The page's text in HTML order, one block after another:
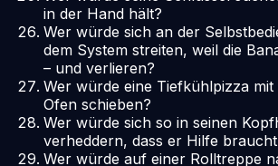
in der Hand hält?
Wer würde sich an der
dem System streiten, weil die
– und verlieren?
Wer würde eine Tiefkühlpizza
Ofen schieben?
Wer würde sich so in seinen
verheddern, dass er Hilfe
Wer würde auf einer Rolltreppe